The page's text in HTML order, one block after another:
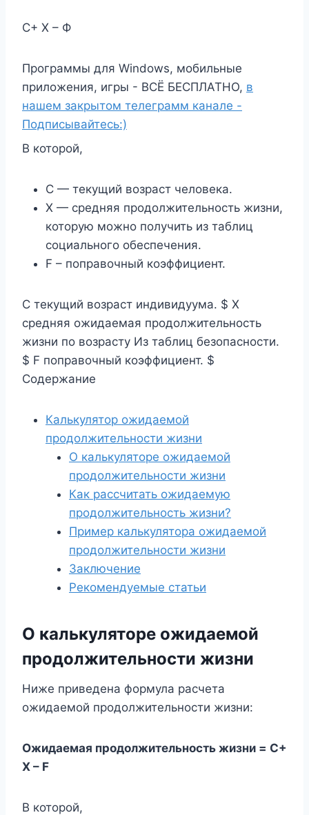
С+ Х – Ф
Программы для Windows, мобильные
приложения, игры - ВСЁ БЕСПЛАТНО, в
нашем закрытом телеграмм канале -
Подписывайтесь:)
В которой,
C — текущий возраст человека.
X — средняя продолжительность жизни,
которую можно получить из таблиц
социального обеспечения.
F – поправочный коэффициент.
C текущий возраст индивидуума. $ X
средняя ожидаемая продолжительность
жизни по возрасту Из таблиц безопасности.
$ F поправочный коэффициент. $
Содержание
Калькулятор ожидаемой
продолжительности жизни
О калькуляторе ожидаемой
продолжительности жизни
Как рассчитать ожидаемую
продолжительность жизни?
Пример калькулятора ожидаемой
продолжительности жизни
Заключение
Рекомендуемые статьи
О калькуляторе ожидаемой
продолжительности жизни
Ниже приведена формула расчета
ожидаемой продолжительности жизни:
Ожидаемая продолжительность жизни = C+
X – F
В которой,